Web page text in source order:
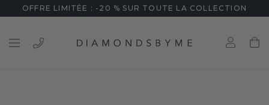
OFFRE LIMITÉE : -20 % SUR TOUTE LA COLLECTION